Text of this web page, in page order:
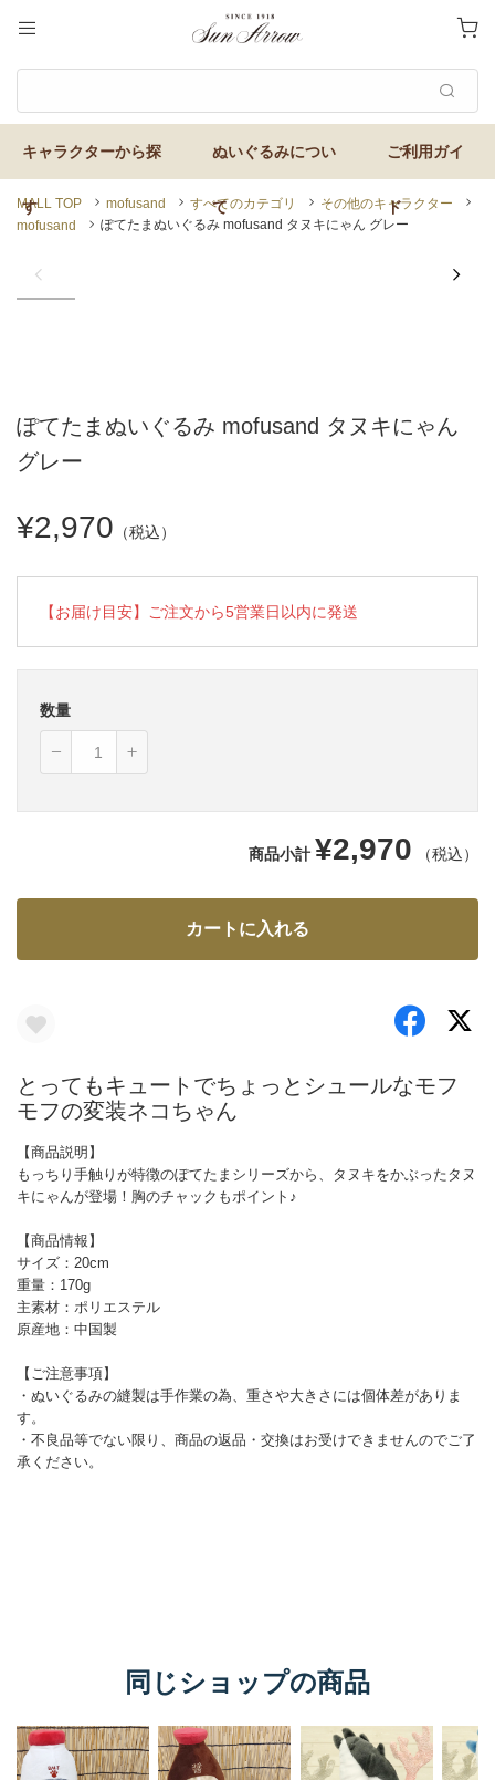
MALL TOP mofusand すべてのカテゴリ
その他のキャラクター
mofusand
ぽてたまぬいぐるみ mofusand タヌキにゃん グレー
ぽてたまぬいぐるみ mofusand タヌキにゃん
グレー
¥2,970 （税込）
【お届け目安】ご注文から5営業日以内に発送
数量
商品小計 ¥2,970 （税込）
カートに入れる
同じショップの商品